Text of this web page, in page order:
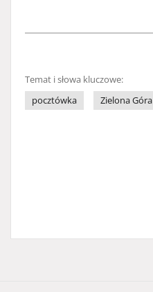
Temat i słowa kluczowe:
pocztówka
Zielona Góra